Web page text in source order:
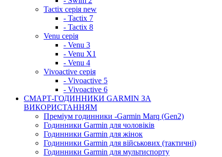
Tactix серія new
- Tactix 7
- Tactix 8
Venu серія
- Venu 3
- Venu X1
- Venu 4
Vivoactive серія
- Vivoactive 5
- Vivoactive 6
СМАРТ-ГОДИННИКИ GARMIN ЗА
ВИКОРИСТАННЯМ
Преміум годинники -Garmin Marq (Gen2)
Годинники Garmin для чоловіків
Годинники Garmin для жінок
Годинники Garmin для військових (тактичні)
Годинники Garmin для мультиспорту